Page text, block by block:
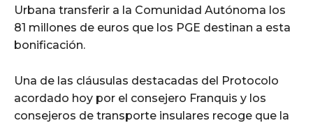
Urbana transferir a la Comunidad Autónoma los
81 millones de euros que los PGE destinan a esta
bonificación.
Una de las cláusulas destacadas del Protocolo
acordado hoy por el consejero Franquis y los
consejeros de transporte insulares recoge que la